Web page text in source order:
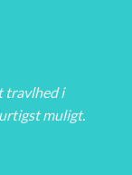
travlhed i
muligt.